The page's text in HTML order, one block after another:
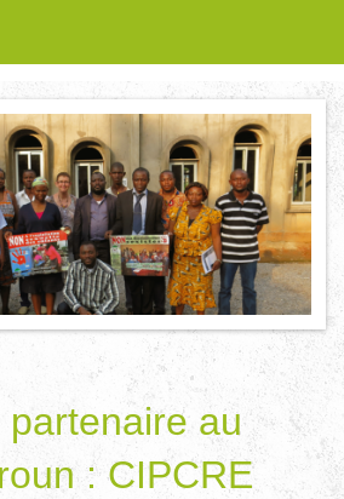
partenaire au
: CIPCRE